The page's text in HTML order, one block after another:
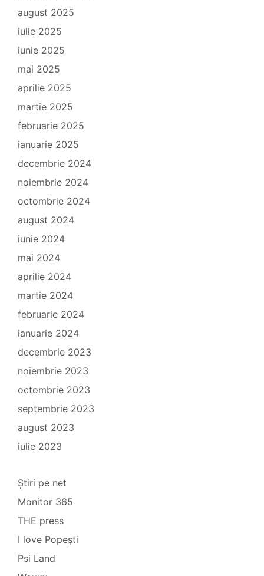
august 2025
iulie 2025
iunie 2025
mai 2025
aprilie 2025
martie 2025
februarie 2025
ianuarie 2025
decembrie 2024
noiembrie 2024
octombrie 2024
august 2024
iunie 2024
mai 2024
aprilie 2024
martie 2024
februarie 2024
ianuarie 2024
decembrie 2023
noiembrie 2023
octombrie 2023
septembrie 2023
august 2023
iulie 2023
Știri pe net
Monitor 365
THE press
I love Popești
Psi Land